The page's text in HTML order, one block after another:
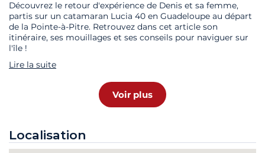
Découvrez le retour d'expérience de Denis et sa femme,
partis sur un catamaran Lucia 40 en Guadeloupe au départ
de la Pointe-à-Pitre. Retrouvez dans cet article son
itinéraire, ses mouillages et ses conseils pour naviguer sur
l'île !
Lire la suite
Voir plus
Localisation